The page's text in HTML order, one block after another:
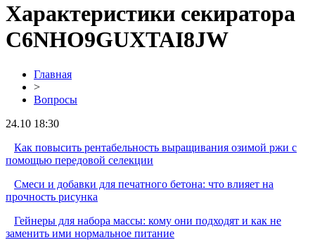
Характеристики секиратора
C6NHO9GUXTAI8JW
Главная
>
Вопросы
24.10 18:30
Как повысить рентабельность выращивания озимой ржи с
помощью передовой селекции
Смеси и добавки для печатного бетона: что влияет на
прочность рисунка
Гейнеры для набора массы: кому они подходят и как не
заменить ими нормальное питание